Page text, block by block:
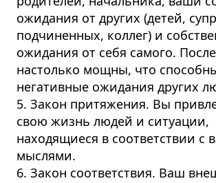
ожидания от других (детей,
подчиненных, коллег) и
ожидания от себя самого.
настолько мощны, что
негативные ожидания других
5. Закон притяжения. Вы
свою жизнь людей и ситуации,
находящиеся в соответствии с
мыслями.
6. Закон соответствия. Ваш